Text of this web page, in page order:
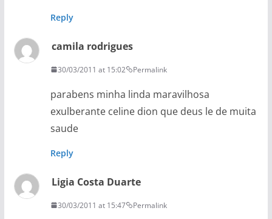
Reply
camila rodrigues
30/03/2011 at 15:02 Permalink
parabens minha linda maravilhosa
exulberante celine dion que deus le de muita
saude
Reply
Ligia Costa Duarte
30/03/2011 at 15:47 Permalink